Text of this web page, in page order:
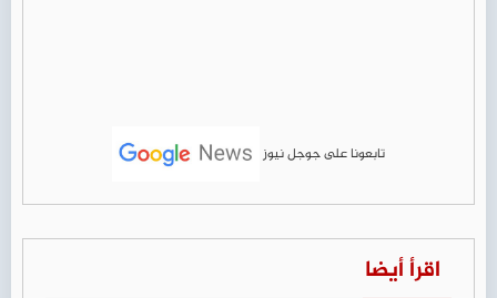
تابعونا على جوجل نيوز
اقرأ أيضا